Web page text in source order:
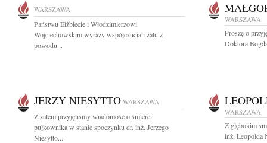
WARSZAWA
Państwu Elżbiecie i Włodzimierzowi
Wojciechowskim wyrazy współczucia i żalu z
powodu...
WARSZAWA
Proszę o
Doktora
JERZY NIESYTTO WARSZAWA
Z żalem przyjęliśmy wiadomość o śmierci
pułkownika w stanie spoczynku dr. inż. Jerzego
Niesytto...
WARSZAWA
Z głębokim
inż. Leopolda